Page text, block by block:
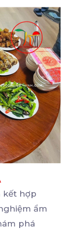
kết hợp
ẩm
phá